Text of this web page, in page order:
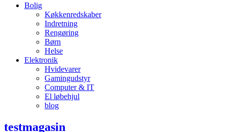
Bolig
Køkkenredskaber
Indretning
Rengøring
Børn
Helse
Elektronik
Hvidevarer
Gamingudstyr
Computer & IT
El løbehjul
blog
testmagasin